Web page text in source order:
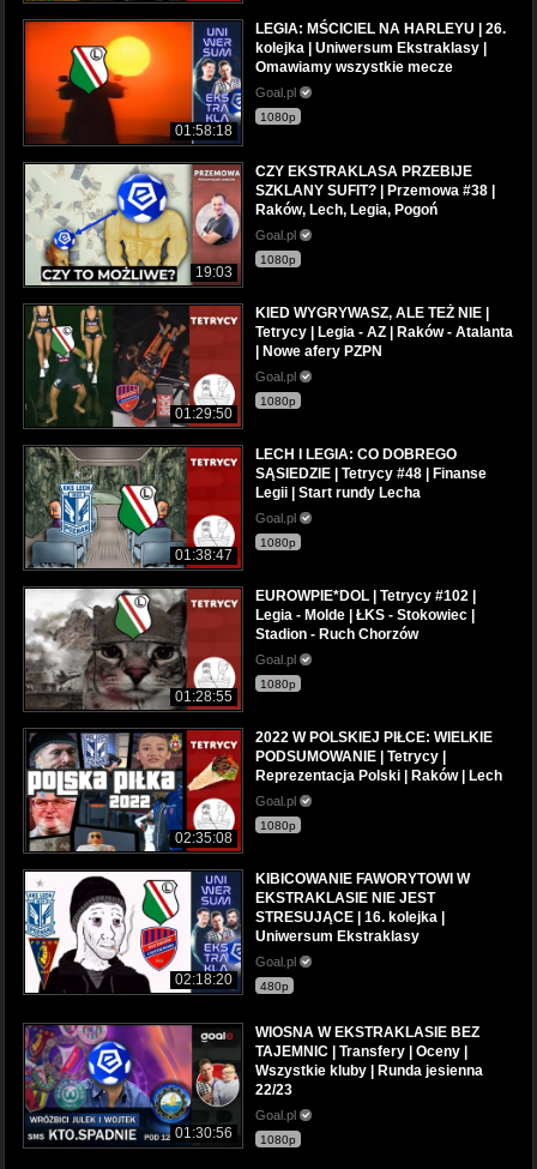
01:58:18
LEGIA: MŚCICIEL NA HARLEYU | 26.
kolejka | Uniwersum Ekstraklasy |
Omawiamy wszystkie mecze
Goal.pl
1080p
19:03
CZY EKSTRAKLASA PRZEBIJE
SZKLANY SUFIT? | Przemowa #38 |
Raków, Lech, Legia, Pogoń
Goal.pl
1080p
01:29:50
KIED WYGRYWASZ, ALE TEŻ NIE |
Tetrycy | Legia - AZ | Raków - Atalanta
| Nowe afery PZPN
Goal.pl
1080p
01:38:47
LECH I LEGIA: CO DOBREGO
SĄSIEDZIE | Tetrycy #48 | Finanse
Legii | Start rundy Lecha
Goal.pl
1080p
01:28:55
EUROWPIE*DOL | Tetrycy #102 |
Legia - Molde | ŁKS - Stokowiec |
Stadion - Ruch Chorzów
Goal.pl
1080p
02:35:08
2022 W POLSKIEJ PIŁCE: WIELKIE
PODSUMOWANIE | Tetrycy |
Reprezentacja Polski | Raków | Lech
Goal.pl
1080p
02:18:20
KIBICOWANIE FAWORYTOWI W
EKSTRAKLASIE NIE JEST
STRESUJĄCE | 16. kolejka |
Uniwersum Ekstraklasy
Goal.pl
480p
01:30:56
WIOSNA W EKSTRAKLASIE BEZ
TAJEMNIC | Transfery | Oceny |
Wszystkie kluby | Runda jesienna
22/23
Goal.pl
1080p